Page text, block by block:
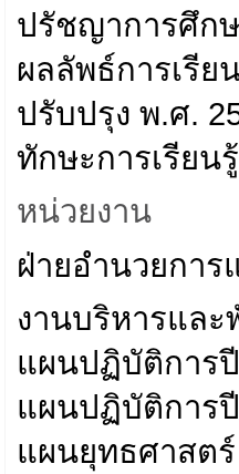
ปรัชญาการศึก
ผลลัพธ์การเรี
ปรับปรุง พ.ศ.
ทักษะการเรียน
หน่วยงาน
ฝ่ายอำนวยกา
งานบริหารแล
แผนปฏิบัติการ
แผนปฏิบัติการ
แผนยุทธศาสต